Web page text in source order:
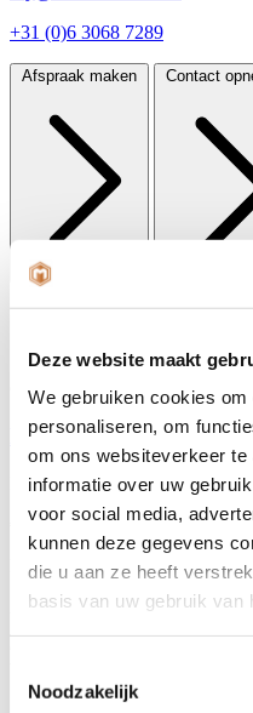
Deze website maakt
We gebruiken cookies
personaliseren, om
om ons websiteverkeer
informatie over uw
voor social media,
kunnen deze gegevens
die u aan ze heeft
basis van uw gebruik van
Noodzakelijk
+31 (0)6 3068 7289
Afspraak maken Contact
Grondbewerking #1733
Lemken JUWEL 7M V
Prijs
€ 14.250,-
Bouwjaar
2014